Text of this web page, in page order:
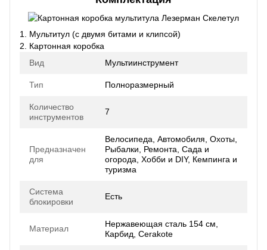
1. Мультитул (с двумя битами и клипсой)
2. Картонная коробка
Вид
Мультиинструмент
Тип Полноразмерный
Количество
инструментов
7
Предназначен
для
Велосипеда, Автомобиля, Охоты,
Рыбалки, Ремонта, Сада и
огорода, Хобби и DIY, Кемпинга и
туризма
Система
блокировки
Есть
Материал
Нержавеющая сталь 154 см,
Карбид, Cerakote